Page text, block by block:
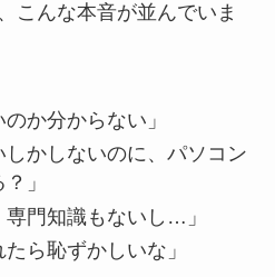
こんな本音が並んでいま
か分からない」
しかしないのに、パソコン
」
専門知識もないし…」
ら恥ずかしいな」